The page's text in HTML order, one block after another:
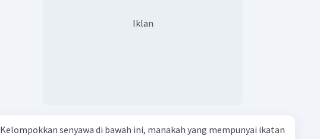
Iklan
Kelompokkan senyawa di bawah ini, manakah yang mempunyai ikatan